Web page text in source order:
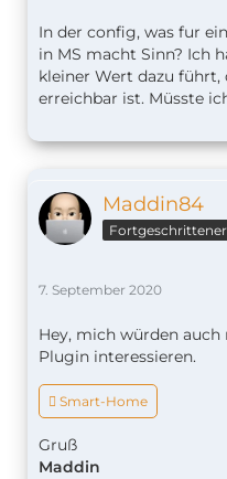
In der config, was fur
in MS macht Sinn? Ich
kleiner Wert dazu führt,
erreichbar ist. Müsste
Maddin84
Fortgeschrittener
7. September 2020
Hey, mich würden
Plugin interessieren.
 Smart-Home
Gruß
Maddin